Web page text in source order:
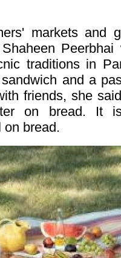
markets and
traditions in
and a
friends, she
on bread. It
on bread.